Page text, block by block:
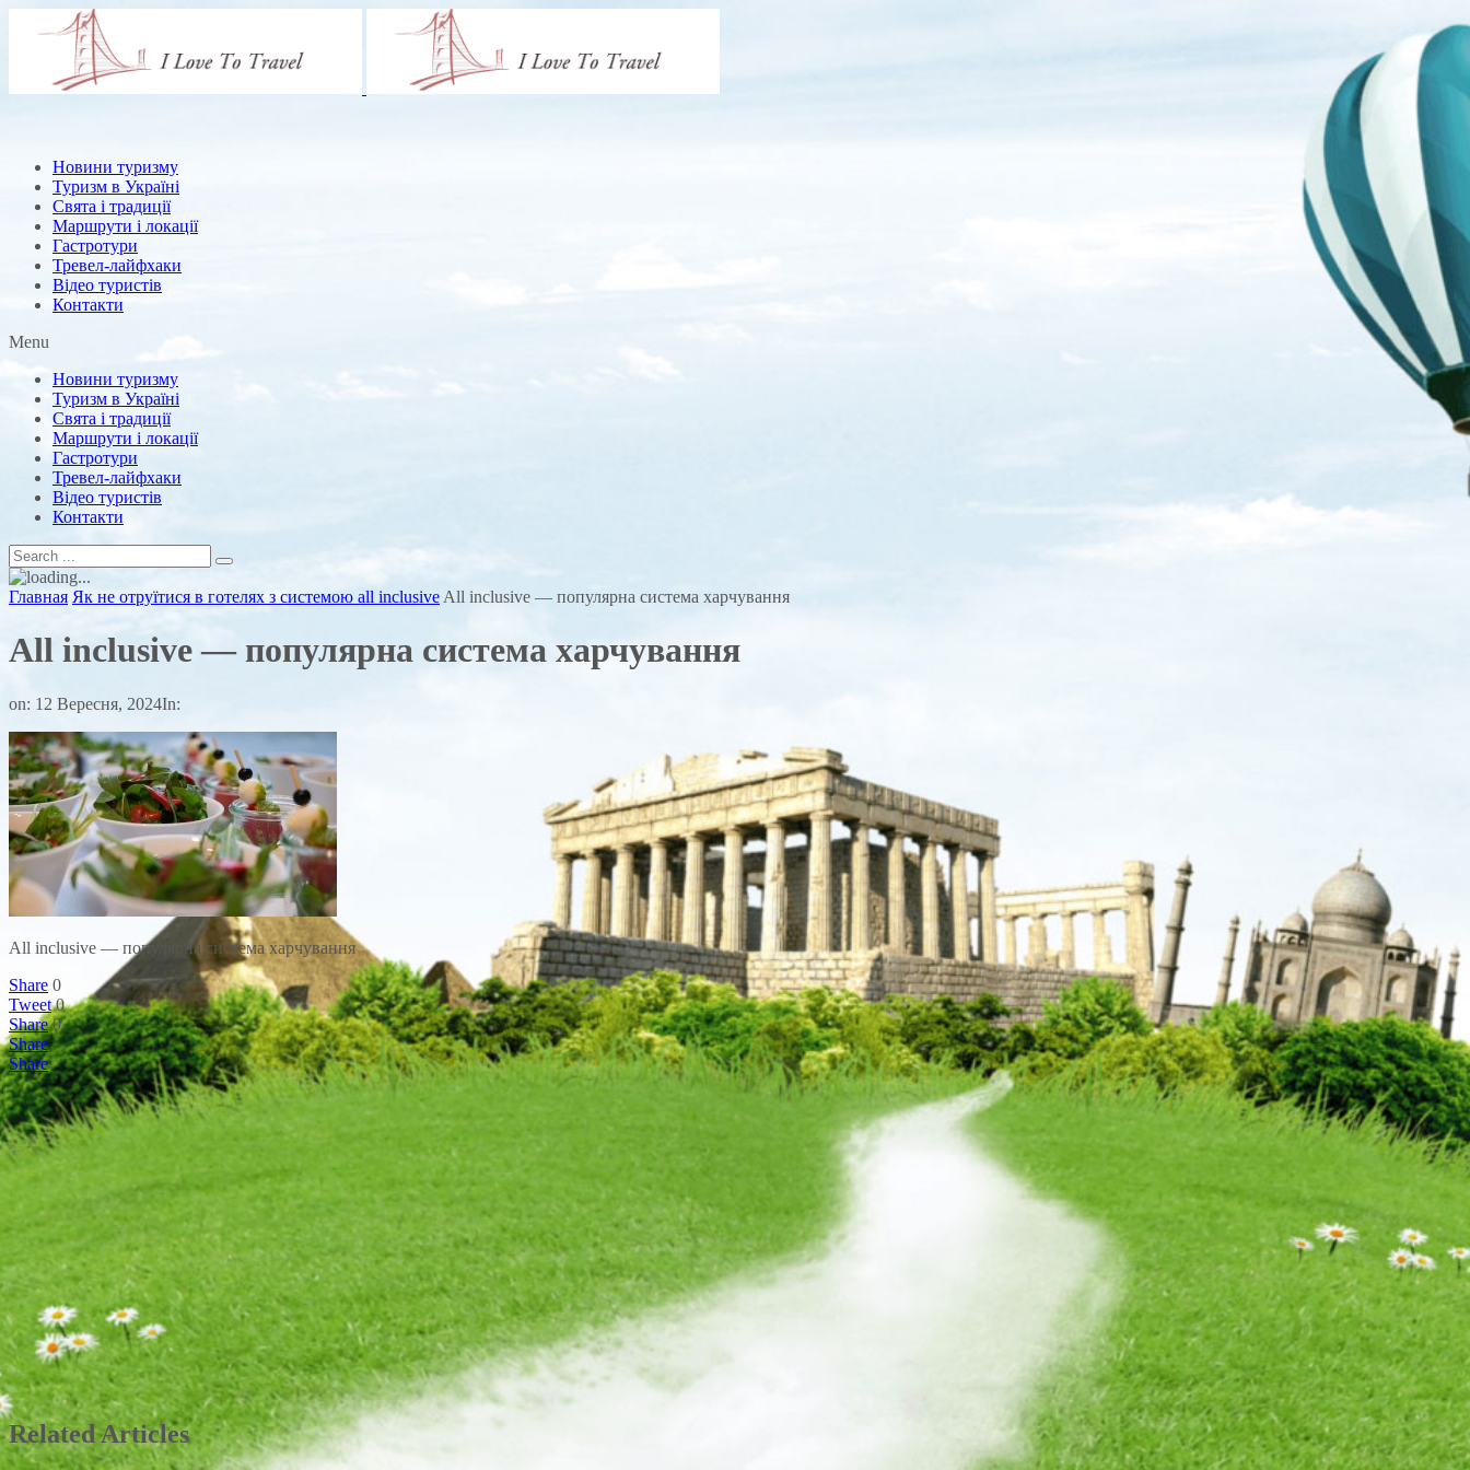
Новини туризму
Туризм в Україні
Свята і традиції
Маршрути і локації
Гастротури
Тревел-лайфхаки
Відео туристів
Контакти
Menu
Новини туризму
Туризм в Україні
Свята і традиції
Маршрути і локації
Гастротури
Тревел-лайфхаки
Відео туристів
Контакти
Главная Як не отруїтися в готелях з системою all inclusive All inclusive — популярна система харчування
All inclusive — популярна система харчування
on: 12 Вересня, 2024In:
All inclusive — популярна система харчування
Share 0
Tweet 0
Share 0
Share
Share
Related Articles